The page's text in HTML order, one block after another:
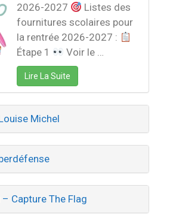
2026-2027
​Listes des
fournitures scolaires pour
la rentrée 2026-2027 :
Étape 1 ​
​ Voir le …
Lire La Suite
Michel
Capture The Flag